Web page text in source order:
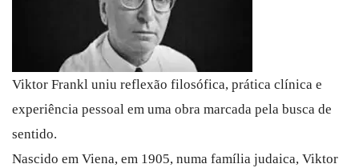
Viktor Frankl uniu reflexão filosófica, prática clínica e
experiência pessoal em uma obra marcada pela busca de
sentido.
Nascido em Viena, em 1905, numa família judaica, Viktor